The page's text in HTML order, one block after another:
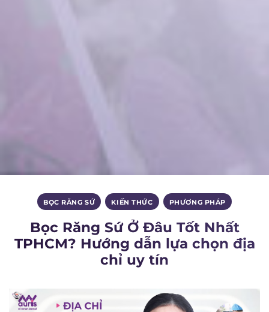
BỌC RĂNG SỨ , KIẾN THỨC , PHƯƠNG PHÁP
Bọc Răng Sứ Ở Đâu Tốt Nhất
TPHCM? Hướng dẫn lựa chọn địa
chỉ uy tín